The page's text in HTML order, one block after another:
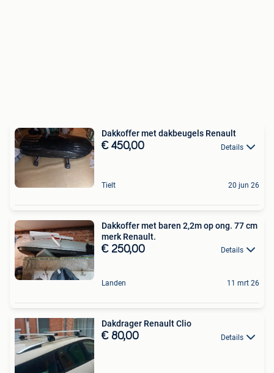
Dakkoffer met dakbeugels Renault
€ 450,00 Details
Tielt 20 jun 26
Dakkoffer met baren 2,2m op ong. 77 cm
merk Renault.
€ 250,00 Details
Landen 11 mrt 26
Dakdrager Renault Clio
€ 80,00 Details